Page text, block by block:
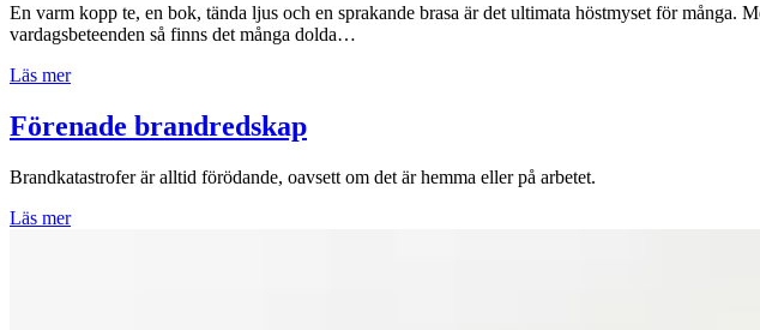
En varm kopp te, en bok, tända ljus och en sprakande brasa är det ultimata höstmyset för
vardagsbeteenden så finns det många dolda…
Läs mer
Förenade brandredskap
Brandkatastrofer är alltid förödande, oavsett om det är hemma eller på arbetet.
Läs mer